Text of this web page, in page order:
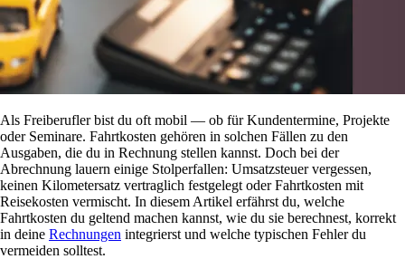
Als Freiberufler bist du oft mobil — ob für Kundentermine, Projekte
oder Seminare. Fahrtkosten gehören in solchen Fällen zu den
Ausgaben, die du in Rechnung stellen kannst. Doch bei der
Abrechnung lauern einige Stolperfallen: Umsatzsteuer vergessen,
keinen Kilometersatz vertraglich festgelegt oder Fahrtkosten mit
Reisekosten vermischt. In diesem Artikel erfährst du, welche
Fahrtkosten du geltend machen kannst, wie du sie berechnest, korrekt
in deine Rechnungen integrierst und welche typischen Fehler du
vermeiden solltest.